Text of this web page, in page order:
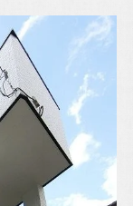
せ
します。